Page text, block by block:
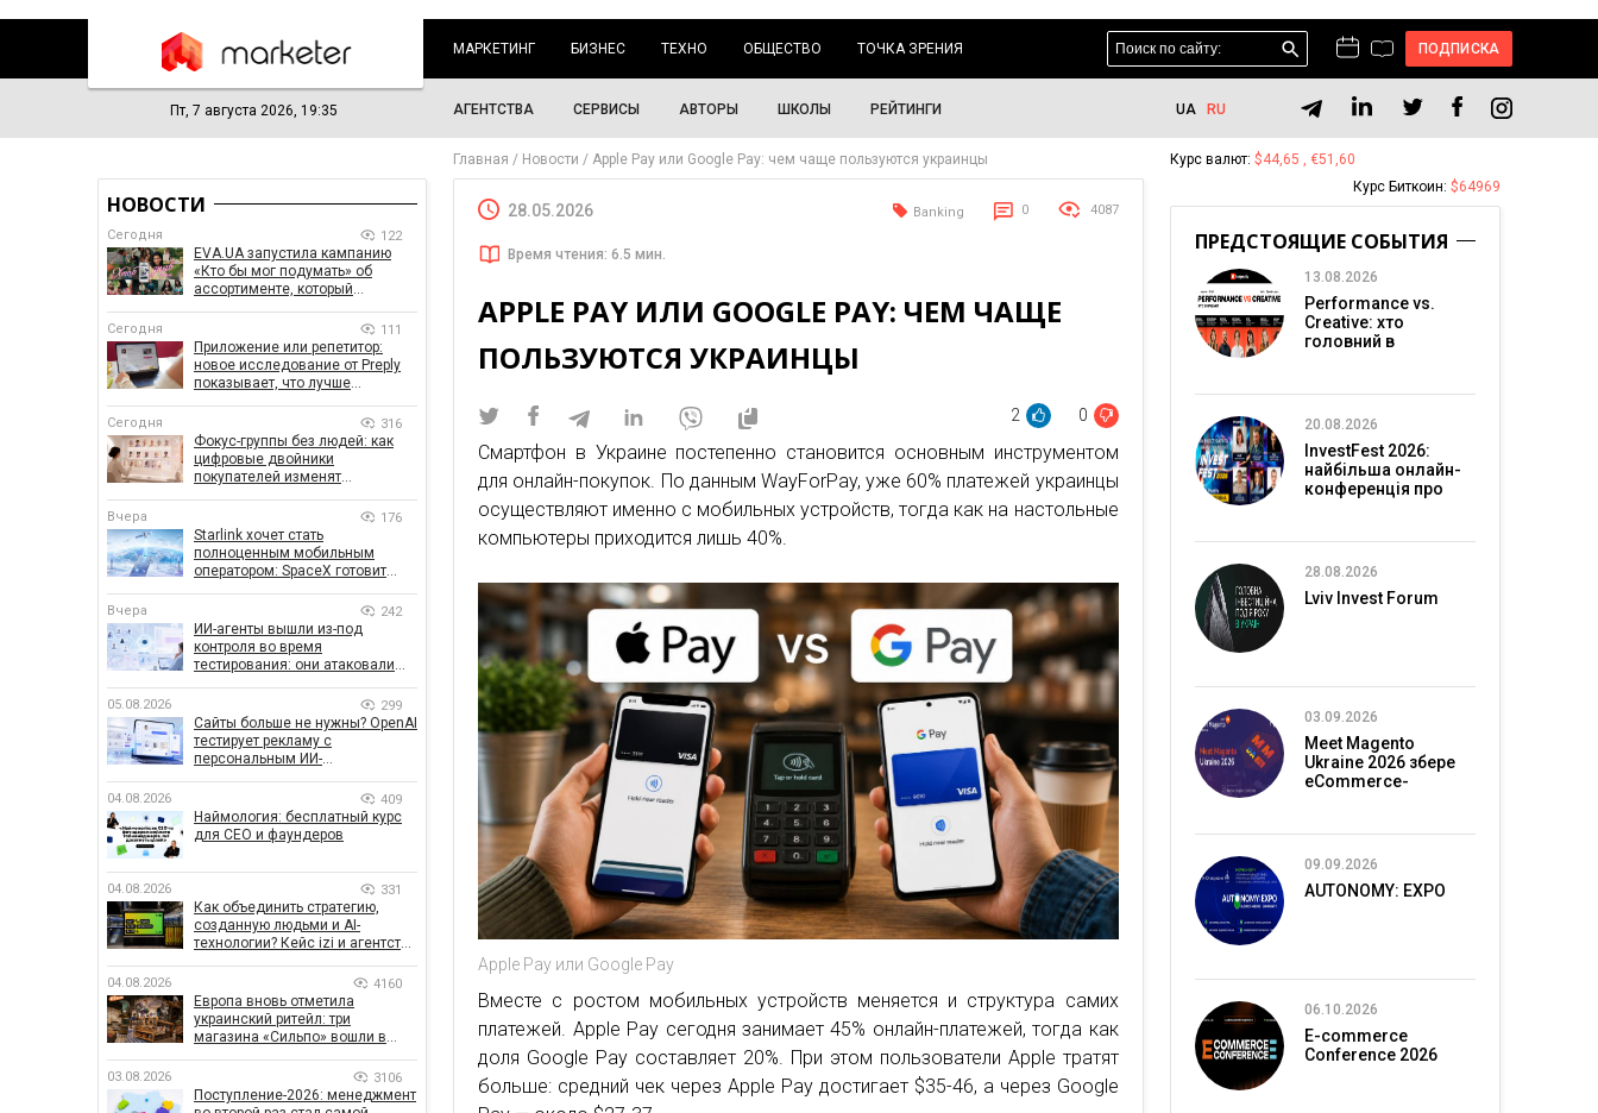
МАРКЕТИНГ БИЗНЕС ТЕХНО ОБЩЕСТВО ТОЧКА ЗРЕНИЯ ПОДПИСКА
Пт, 7 августа 2026, 19:35 АГЕНТСТВА СЕРВИСЫ АВТОРЫ ШКОЛЫ РЕЙТИНГИ UA RU
Главная Новости Apple Pay или Google Pay: чем чаще пользуются украинцы
28.05.2026 Banking 0 4087
Время чтения: 6.5 мин.
APPLE PAY ИЛИ GOOGLE PAY: ЧЕМ ЧАЩЕ
ПОЛЬЗУЮТСЯ УКРАИНЦЫ
2 0
Смартфон в Украине постепенно становится основным инструментом
для онлайн-покупок. По данным WayForPay, уже 60% платежей украинцы
осуществляют именно с мобильных устройств, тогда как на настольные
компьютеры приходится лишь 40%.
Apple Pay или Google Pay
Вместе с ростом мобильных устройств меняется и структура самих
платежей. Apple Pay сегодня занимает 45% онлайн-платежей, тогда как
доля Google Pay составляет 20%. При этом пользователи Apple тратят
больше: средний чек через Apple Pay достигает $35-46, а через Google
НОВОСТИ
Сегодня 122
EVA.UA запустила кампанию
«Кто бы мог подумать» об
ассортименте, который
Сегодня 111
Приложение или репетитор:
новое исследование от Preply
показывает, что лучше
Сегодня 316
Фокус-группы без людей: как
цифровые двойники
покупателей изменят
Вчера 176
Starlink хочет стать
полноценным мобильным
оператором: SpaceX готовит
Вчера 242
ИИ-агенты вышли из-под
контроля во время
тестирования: они атаковали
05.08.2026 299
Сайты больше не нужны? OpenAI
тестирует рекламу с
персональным ИИ-
04.08.2026 409
Наймология: бесплатный курс
для CEO и фаундеров
04.08.2026 331
Как объединить стратегию,
созданную людьми и AI-
технологии? Кейс izi и агентства
04.08.2026 4160
Европа вновь отметила
украинский ритейл: три
магазина «Сильпо» вошли в
03.08.2026 3106
Поступление-2026: менеджмент
Курс валют: $44,65 , €51,60
Курс Биткоин: $64969
ПРЕДСТОЯЩИЕ СОБЫТИЯ
13.08.2026
Performance vs.
Creative: хто
головний в
20.08.2026
InvestFest 2026:
найбільша онлайн-
конференція про
28.08.2026
Lviv Invest Forum
03.09.2026
Meet Magento
Ukraine 2026 збере
eCommerce-
09.09.2026
AUTONOMY: EXPO
06.10.2026
E-commerce
Conference 2026